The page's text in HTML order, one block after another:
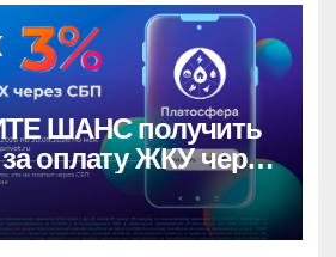
ШАНС получить
оплату ЖКУ через